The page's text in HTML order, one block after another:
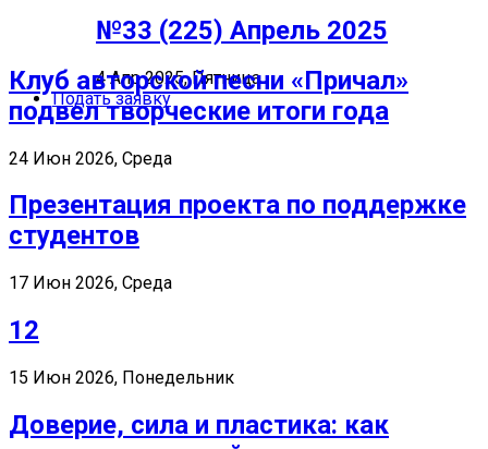
№33 (225) Апрель 2025
4 Апр 2025, Пятница
Подать заявку
Клуб авторской песни «Причал»
подвел творческие итоги года
24 Июн 2026, Среда
Презентация проекта по поддержке
студентов
17 Июн 2026, Среда
12
15 Июн 2026, Понедельник
Доверие, сила и пластика: как